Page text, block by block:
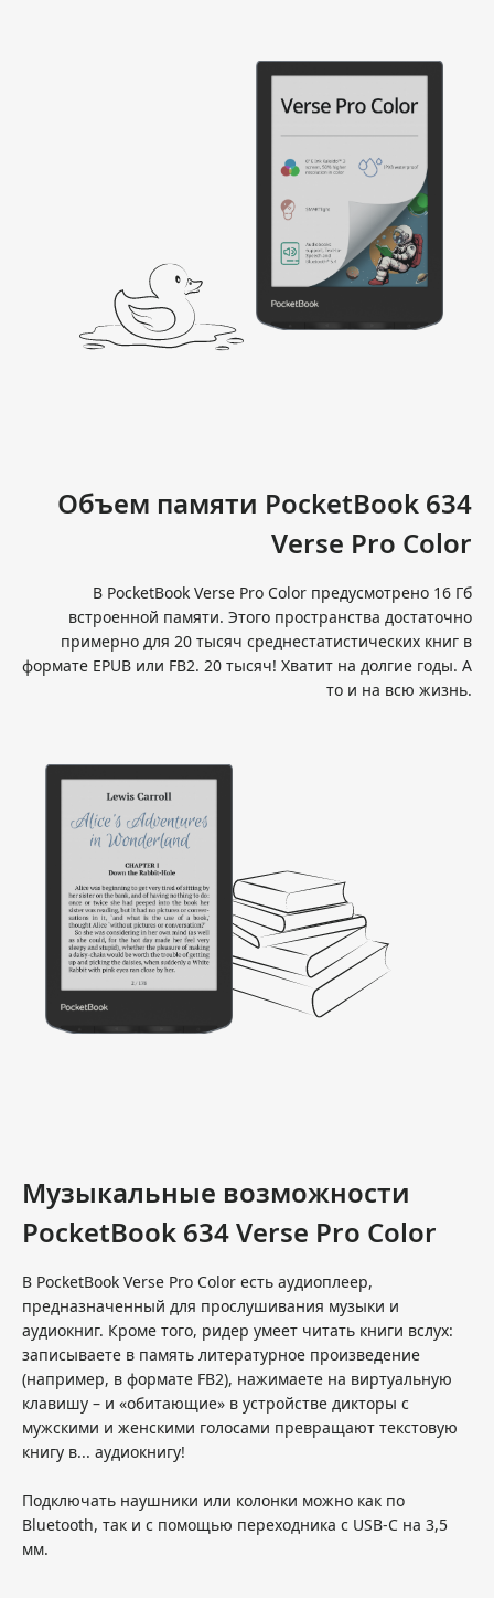
Объем памяти PocketBook 634
Verse Pro Color
В PocketBook Verse Pro Color предусмотрено 16 Гб
встроенной памяти. Этого пространства достаточно
примерно для 20 тысяч среднестатистических книг в
формате EPUB или FB2. 20 тысяч! Хватит на долгие годы. А
то и на всю жизнь.
Музыкальные возможности
PocketBook 634 Verse Pro Color
В PocketBook Verse Pro Color есть аудиоплеер,
предназначенный для прослушивания музыки и
аудиокниг. Кроме того, ридер умеет читать книги вслух:
записываете в память литературное произведение
(например, в формате FB2), нажимаете на виртуальную
клавишу – и «обитающие» в устройстве дикторы с
мужскими и женскими голосами превращают текстовую
книгу в... аудиокнигу!
Подключать наушники или колонки можно как по
Bluetooth, так и с помощью переходника с USB-C на 3,5
мм.